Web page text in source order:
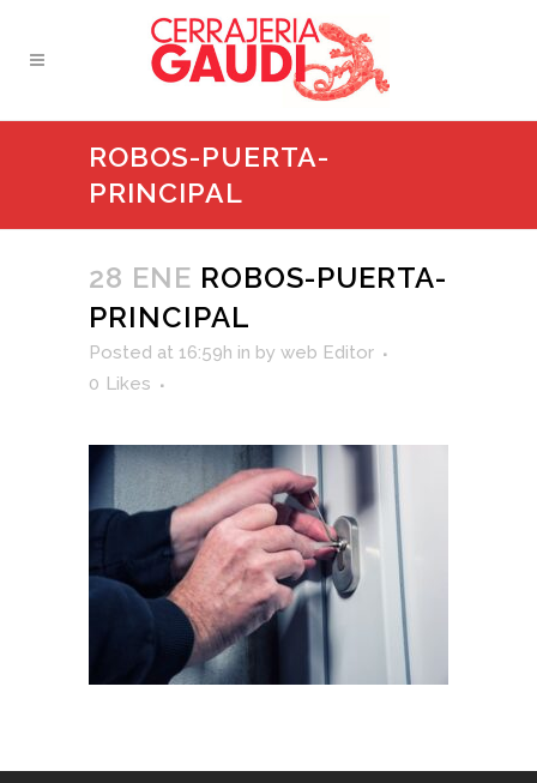
ROBOS-PUERTA-
PRINCIPAL
28 ENE ROBOS-PUERTA-
PRINCIPAL
Posted at 16:59h in by web Editor
0 Likes